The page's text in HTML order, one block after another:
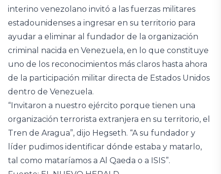
interino venezolano invitó a las fuerzas militares
estadounidenses a ingresar en su territorio para
ayudar a eliminar al fundador de la organización
criminal nacida en Venezuela, en lo que constituye
uno de los reconocimientos más claros hasta ahora
de la participación militar directa de Estados Unidos
dentro de Venezuela.
“Invitaron a nuestro ejército porque tienen una
organización terrorista extranjera en su territorio, el
Tren de Aragua”, dijo Hegseth. “A su fundador y
líder pudimos identificar dónde estaba y matarlo,
tal como mataríamos a Al Qaeda o a ISIS”.